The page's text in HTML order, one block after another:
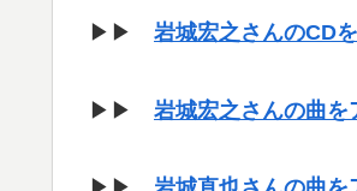
▶▶ 岩城宏之さんのCD
▶▶ 岩城宏之さんの曲を